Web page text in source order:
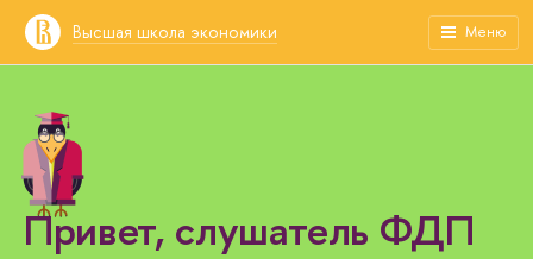
ысшая школа экономики Меню
Привет, слушатель ФДП